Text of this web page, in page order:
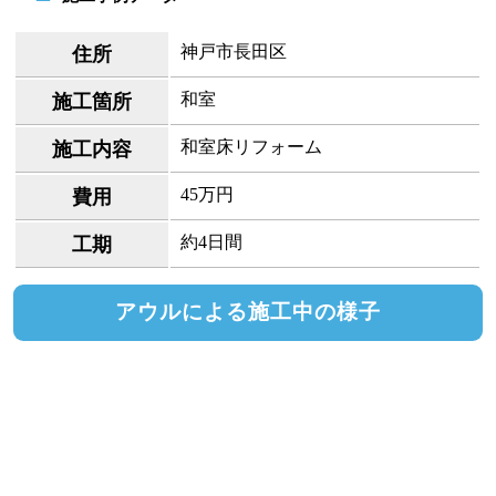
住所 神戸市長田区
施工箇所 和室
施工内容 和室床リフォーム
費用 45万円
工期 約4日間
アウルによる施工中の様子